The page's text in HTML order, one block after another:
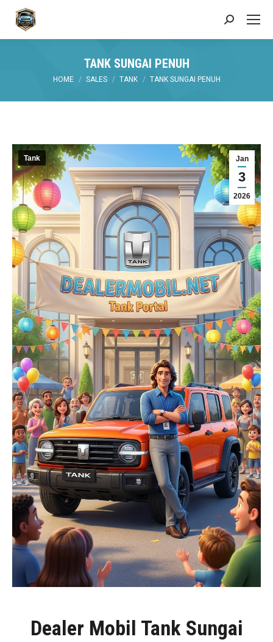
Search:
TANK SUNGAI PENUH
You are here:
HOME SALES TANK TANK SUNGAI PENUH
Jan
3
2026
Tank
Dealer Mobil Tank Sungai